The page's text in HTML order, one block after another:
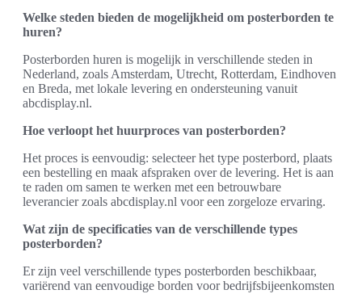
Welke steden bieden de mogelijkheid om posterborden te
huren?
Posterborden huren is mogelijk in verschillende steden in
Nederland, zoals Amsterdam, Utrecht, Rotterdam, Eindhoven
en Breda, met lokale levering en ondersteuning vanuit
abcdisplay.nl.
Hoe verloopt het huurproces van posterborden?
Het proces is eenvoudig: selecteer het type posterbord, plaats
een bestelling en maak afspraken over de levering. Het is aan
te raden om samen te werken met een betrouwbare
leverancier zoals abcdisplay.nl voor een zorgeloze ervaring.
Wat zijn de specificaties van de verschillende types
posterborden?
Er zijn veel verschillende types posterborden beschikbaar,
variërend van eenvoudige borden voor bedrijfsbijeenkomsten